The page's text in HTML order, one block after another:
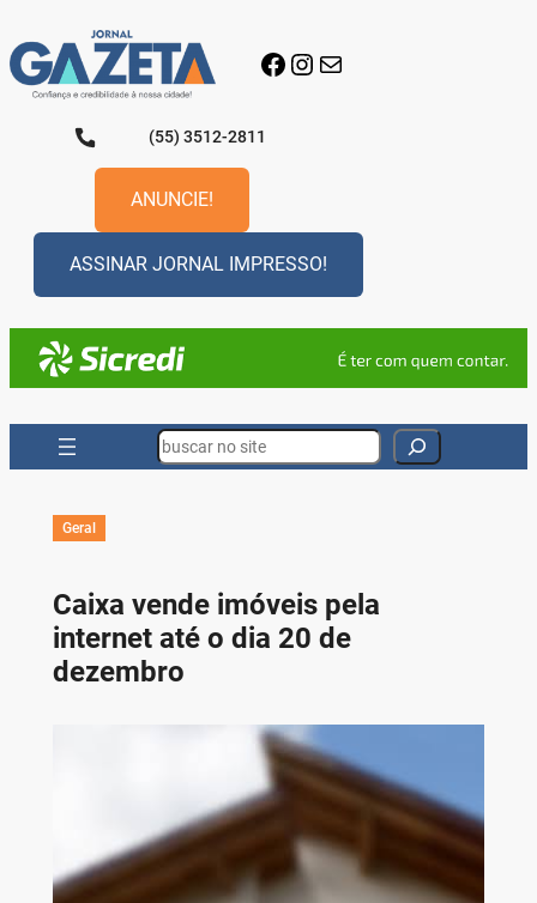
para
o
conteúdo
Facebook
Instagram
E-mail
(55) 3512-2811
ANUNCIE!
ASSINAR JORNAL IMPRESSO!
Search
Geral
Caixa vende imóveis pela
internet até o dia 20 de
dezembro